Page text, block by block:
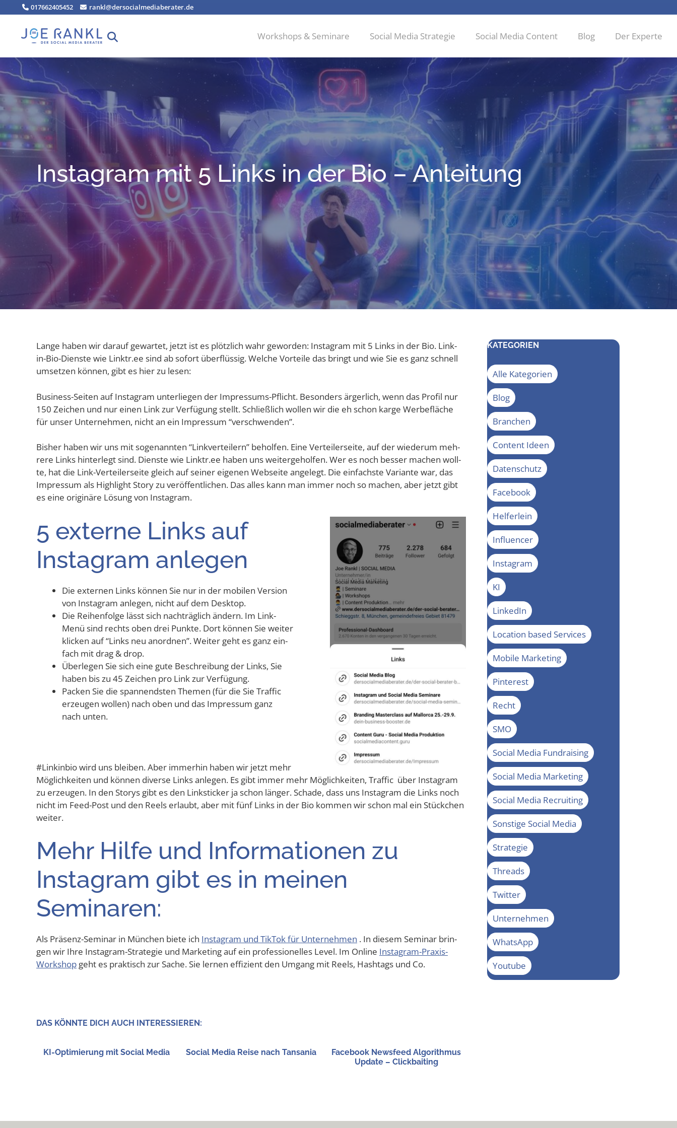
Inhalt
springen
017662405452 rankl@dersocialmediaberater.de
Workshops & Seminare Social Media Strategie Social Media Content Blog Der Experte
Insta­gram mit 5 Links in der Bio – Anleitung
Lan­ge haben wir dar­auf gewar­tet, jetzt ist es plötz­lich wahr gewor­den: Insta­gram mit 5 Links in der Bio. Link-
in-Bio-Diens­te wie Linktr​.ee sind ab sofort über­flüs­sig. Wel­che Vor­tei­le das bringt und wie Sie es ganz schnell
umset­zen kön­nen, gibt es hier zu lesen:
Busi­ness-Sei­ten auf Insta­gram unter­lie­gen der Impres­sums-Pflicht. Beson­ders ärger­lich, wenn das Pro­fil nur
150 Zei­chen und nur einen Link zur Ver­fü­gung stellt. Schließ­lich wol­len wir die eh schon kar­ge Wer­be­flä­che
für unser Unter­neh­men, nicht an ein Impres­sum “ver­schwen­den”.
Bis­her haben wir uns mit soge­nann­ten “Link­ver­tei­lern” behol­fen. Eine Ver­tei­ler­sei­te, auf der wie­der­um meh­
re­re Links hin­ter­legt sind. Diens­te wie Linktr​.ee haben uns wei­ter­ge­hol­fen. Wer es noch bes­ser machen woll­
te, hat die Link-Ver­tei­ler­sei­te gleich auf sei­ner eige­nen Web­sei­te ange­legt. Die ein­fachs­te Vari­an­te war, das
Impres­sum als High­light Sto­ry zu ver­öf­fent­li­chen. Das alles kann man immer noch so machen, aber jetzt gibt
es eine ori­gi­nä­re Lösung von Instagram.
5 exter­ne Links auf
Insta­gram anlegen
Die exter­nen Links kön­nen Sie nur in der mobi­len Ver­si­on
von Insta­gram anle­gen, nicht auf dem Desktop.
Die Rei­hen­fol­ge lässt sich nach­träg­lich ändern. Im Link-
Menü sind rechts oben drei Punk­te. Dort kön­nen Sie wei­ter
kli­cken auf “Links neu anord­nen”. Wei­ter geht es ganz ein­
fach mit drag & drop.
Über­le­gen Sie sich eine gute Beschrei­bung der Links, Sie
haben bis zu 45 Zei­chen pro Link zur Verfügung.
Packen Sie die span­nends­ten The­men (für die Sie Traf­fic
erzeu­gen wol­len) nach oben und das Impres­sum ganz
nach unten.
#Lin­kin­bio wird uns blei­ben. Aber immer­hin haben wir jetzt mehr
Mög­lich­kei­ten und kön­nen diver­se Links anle­gen. Es gibt immer mehr Mög­lich­kei­ten, Traf­fic über Insta­gram
zu erzeu­gen. In den Sto­rys gibt es den Link­sti­cker ja schon län­ger. Scha­de, dass uns Insta­gram die Links noch
nicht im Feed-Post und den Reels erlaubt, aber mit fünf Links in der Bio kom­men wir schon mal ein Stück­chen
weiter.
Mehr Hil­fe und Infor­ma­tio­nen zu
Insta­gram gibt es in mei­nen
Seminaren:
Als Prä­senz-Semi­nar in Mün­chen bie­te ich Insta­gram und Tik­Tok für Unter­neh­men . In die­sem Semi­nar brin­
gen wir Ihre Insta­gram-Stra­te­gie und Mar­ke­ting auf ein pro­fes­sio­nel­les Level. Im Online Insta­gram-Pra­xis-
Work­shop geht es prak­tisch zur Sache. Sie ler­nen effi­zi­ent den Umgang mit Reels, Hash­tags und Co.
DAS KÖNN­TE DICH AUCH INTERESSIEREN:
KI-Opti­mie­rung mit Social Media Social Media Rei­se nach Tansania
Face­book News­feed Algo­rith­mus
Update – Clickbaiting
KATEGORIEN
Alle Kategorien
Blog
Branchen
Content Ideen
Datenschutz
Facebook
Helferlein
Influencer
Instagram
KI
LinkedIn
Location based Services
Mobile Marketing
Pinterest
Recht
SMO
Social Media Fundraising
Social Media Marketing
Social Media Recruiting
Sonstige Social Media
Strategie
Threads
Twitter
Unternehmen
WhatsApp
Youtube